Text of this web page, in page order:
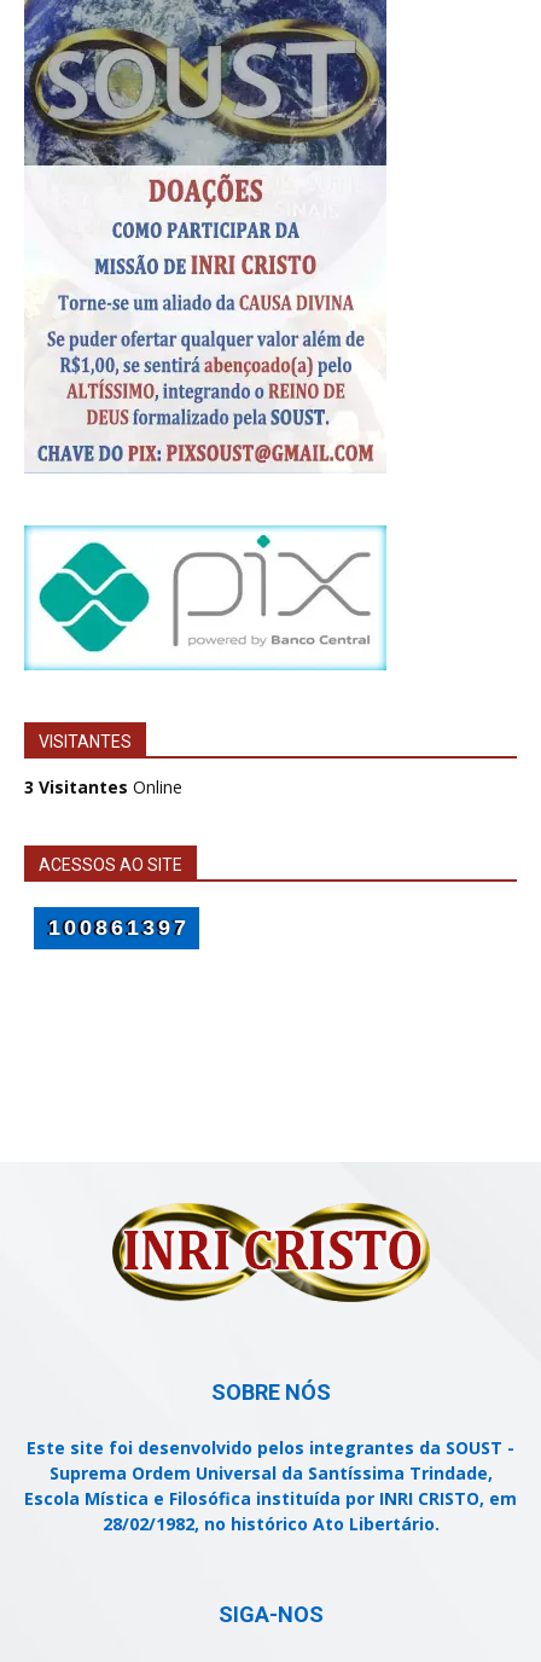
VISITANTES
3 Visitantes Online
ACESSOS AO SITE
SOBRE NÓS
Este site foi desenvolvido pelos integrantes da SOUST -
Suprema Ordem Universal da Santíssima Trindade,
Escola Mística e Filosófica instituída por INRI CRISTO, em
28/02/1982, no histórico Ato Libertário.
SIGA-NOS